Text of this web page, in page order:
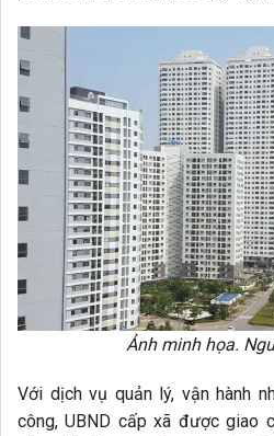
Ảnh minh họa.
Với dịch vụ quản lý, vận hành
công, UBND cấp xã được giao